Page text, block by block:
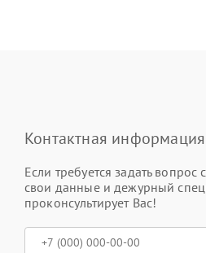
Контактная информация
Если требуется задать вопрос
свои данные и дежурный
проконсультирует Вас!